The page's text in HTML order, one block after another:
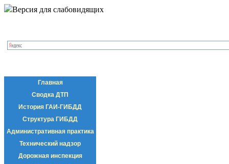
Версия для слабовидящих
Главная
Сводка ДТП
История ГАИ-ГИБДД
Структура ГИБДД
Административная практика
Технический надзор
Дорожная инспекция